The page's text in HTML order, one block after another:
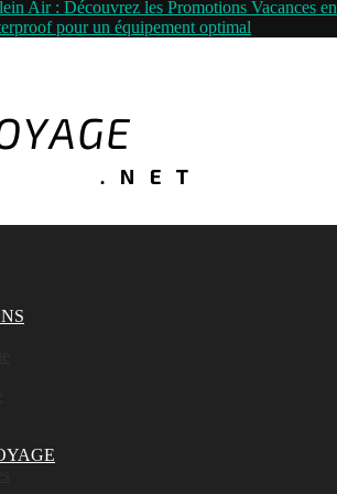
Air : Découvrez les Promotions Vacances
pour un équipement optimal